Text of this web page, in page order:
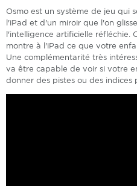
Osmo est un système de jeu qui
l'iPad et d'un miroir que l'on
l'intelligence artificielle réfléchie.
montre à l'iPad ce que votre
Une complémentarité très
va être capable de voir si votre
donner des pistes ou des indices